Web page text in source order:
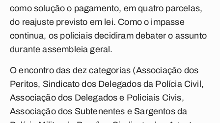
como solução o pagamento, em quatro parcelas,
do reajuste previsto em lei. Como o impasse
continua, os policiais decidiram debater o assunto
durante assembleia geral.
O encontro das dez categorias (Associação dos
Peritos, Sindicato dos Delegados da Polícia Civil,
Associação dos Delegados e Policiais Civis,
Associação dos Subtenentes e Sargentos da